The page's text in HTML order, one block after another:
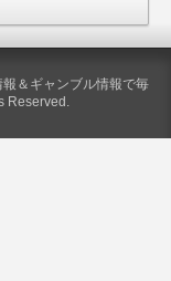
＆ギャンブル情報で毎
Reserved.